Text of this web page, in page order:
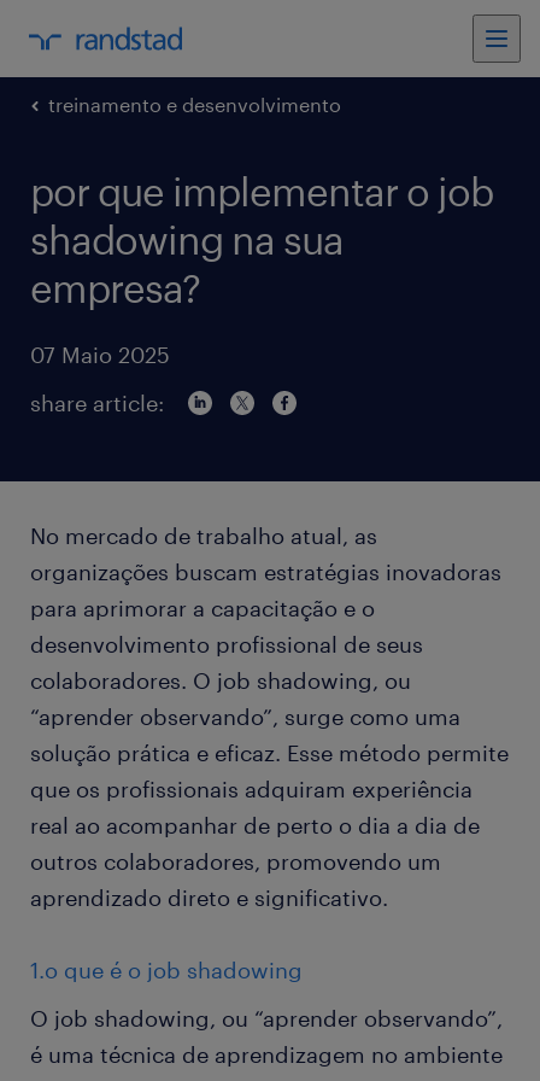
treinamento e desenvolvimento
por que implementar o job
shadowing na sua
empresa?
07 Maio 2025
share article:
No mercado de trabalho atual, as
organizações buscam estratégias inovadoras
para aprimorar a capacitação e o
desenvolvimento profissional de seus
colaboradores. O job shadowing, ou
“aprender observando”, surge como uma
solução prática e eficaz. Esse método permite
que os profissionais adquiram experiência
real ao acompanhar de perto o dia a dia de
outros colaboradores, promovendo um
aprendizado direto e significativo.
1.o que é o job shadowing
O job shadowing, ou “aprender observando”,
é uma técnica de aprendizagem no ambiente